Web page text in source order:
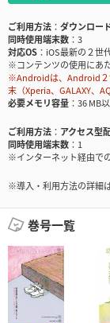
ご利用方法
ダウンロー
同時使用端末数
3
対応OS
iOS最新の２世
※コンテンツの使用にあ
※Androidは、Android２
末（Xperia、GALAXY、
必要メモリ容量
36 MB
ご利用方法
アクセス型
同時使用端末数
1
※インターネット経由で
※導入・利用方法の詳細
巻号一覧